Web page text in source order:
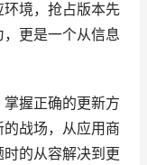
境，抢占版本先
更是一个从信息
握正确的更新方
战场，从应用商
的从容解决到更